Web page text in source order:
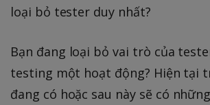
loại bỏ tester duy nhất?
Bạn đang loại bỏ vai trò của
testing một hoạt động? Hiện tại
đang có hoặc sau này sẽ có